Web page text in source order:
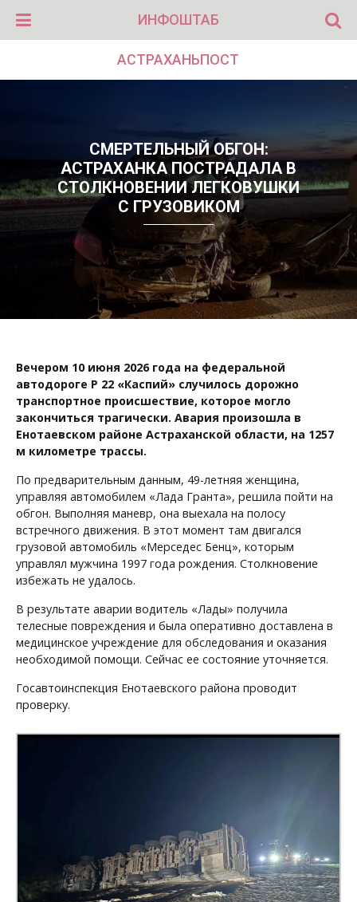
ИНФОШТАБ
АСТРАХАНЬПОСТ
СМЕРТЕЛЬНЫЙ ОБГОН:
АСТРАХАНКА ПОСТРАДАЛА В
СТОЛКНОВЕНИИ ЛЕГКОВУШКИ
С ГРУЗОВИКОМ
Вечером 10 июня 2026 года на федеральной
автодороге Р 22 «Каспий» случилось дорожно
транспортное происшествие, которое могло
закончиться трагически. Авария произошла в
Енотаевском районе Астраханской области, на 1257
м километре трассы.
По предварительным данным, 49-летняя женщина,
управляя автомобилем «Лада Гранта», решила пойти на
обгон. Выполняя маневр, она выехала на полосу
встречного движения. В этот момент там двигался
грузовой автомобиль «Мерседес Бенц», которым
управлял мужчина 1997 года рождения. Столкновение
избежать не удалось.
В результате аварии водитель «Лады» получила
телесные повреждения и была оперативно доставлена в
медицинское учреждение для обследования и оказания
необходимой помощи. Сейчас ее состояние уточняется.
Госавтоинспекция Енотаевского района проводит
проверку.